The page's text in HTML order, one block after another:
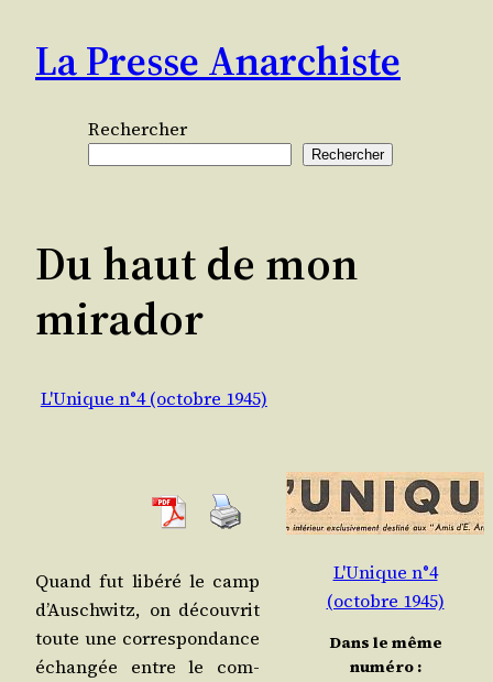
contenu
La Presse Anarchiste
Rechercher
Rechercher
Du haut de mon
mirador
L'Unique n°4 (octobre 1945)
Quand fut libé­ré le camp
d’Au­sch­witz, on décou­vrit
toute une cor­res­pon­dance
échan­gée entre le com­
L'Unique n°4
(octobre 1945)
Dans le même
numéro :